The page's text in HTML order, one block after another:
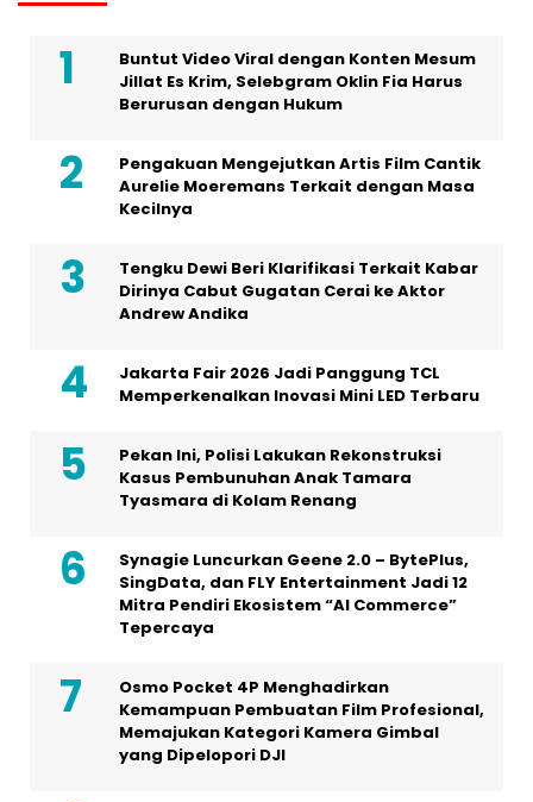
Buntut Video Viral dengan Konten Mesum
Jillat Es Krim, Selebgram Oklin Fia Harus
Berurusan dengan Hukum
Pengakuan Mengejutkan Artis Film Cantik
Aurelie Moeremans Terkait dengan Masa
Kecilnya
Tengku Dewi Beri Klarifikasi Terkait Kabar
Dirinya Cabut Gugatan Cerai ke Aktor
Andrew Andika
Jakarta Fair 2026 Jadi Panggung TCL
Memperkenalkan Inovasi Mini LED Terbaru
Pekan Ini, Polisi Lakukan Rekonstruksi
Kasus Pembunuhan Anak Tamara
Tyasmara di Kolam Renang
Synagie Luncurkan Geene 2.0 – BytePlus,
SingData, dan FLY Entertainment Jadi 12
Mitra Pendiri Ekosistem “AI Commerce”
Tepercaya
Osmo Pocket 4P Menghadirkan
Kemampuan Pembuatan Film Profesional,
Memajukan Kategori Kamera Gimbal
yang Dipelopori DJI